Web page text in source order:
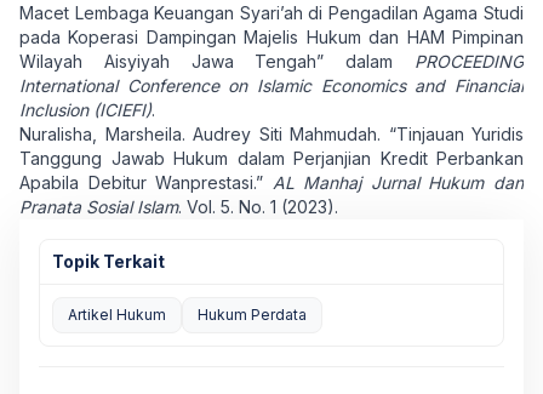
Macet Lembaga Keuangan Syari’ah di Pengadilan Agama Studi
pada Koperasi Dampingan Majelis Hukum dan HAM Pimpinan
Wilayah Aisyiyah Jawa Tengah” dalam PROCEEDING
International Conference on Islamic Economics and Financial
Inclusion (ICIEFI).
Nuralisha, Marsheila. Audrey Siti Mahmudah. “Tinjauan Yuridis
Tanggung Jawab Hukum dalam Perjanjian Kredit Perbankan
Apabila Debitur Wanprestasi.” AL Manhaj Jurnal Hukum dan
Pranata Sosial Islam. Vol. 5. No. 1 (2023).
Topik Terkait
Artikel Hukum Hukum Perdata